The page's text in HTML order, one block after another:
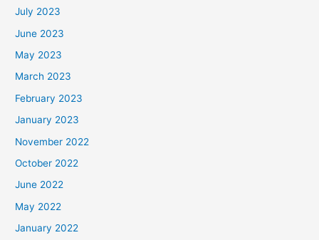
July 2023
June 2023
May 2023
March 2023
February 2023
January 2023
November 2022
October 2022
June 2022
May 2022
January 2022